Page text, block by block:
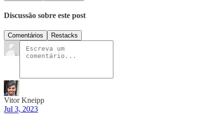
Discussão sobre este post
Comentários Restacks
Vitor Kneipp
Jul 3, 2023